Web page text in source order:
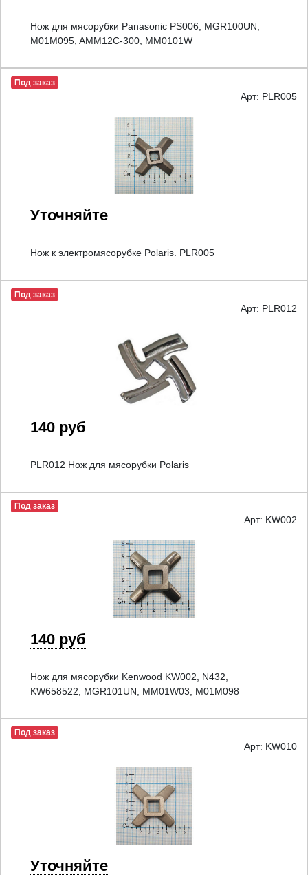
Нож для мясорубки Panasonic PS006, MGR100UN,
M01M095, AMM12C-300, MM0101W
Под заказ
Арт: PLR005
Уточняйте
Нож к электромясорубке Polaris. PLR005
Под заказ
Арт: PLR012
140 руб
PLR012 Нож для мясорубки Polaris
Под заказ
Арт: KW002
140 руб
Нож для мясорубки Kenwood KW002, N432,
KW658522, MGR101UN, MM01W03, M01M098
Под заказ
Арт: KW010
Уточняйте